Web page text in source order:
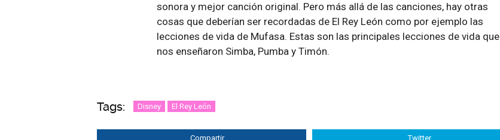
sonora y mejor canción original. Pero más allá de las canciones, hay otras
cosas que deberían ser recordadas de El Rey León como por ejemplo las
lecciones de vida de Mufasa. Estas son las principales lecciones de vida que
nos enseñaron Simba, Pumba y Timón.
Tags: Disney El Rey León
Compartir Twitter